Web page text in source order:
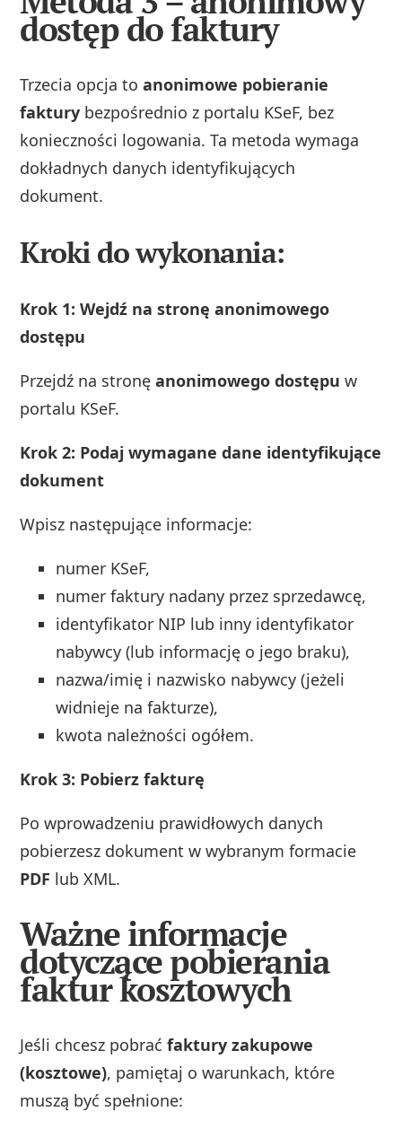
dostęp do faktury
Trzecia opcja toanonimowe pobieranie
faktury bezpośrednio z portalu KSeF, bez
konieczności logowania. Ta metoda wymaga
dokładnych danych identyfikujących
dokument.
Kroki do wykonania:
Krok 1: Wejdź na stronę anonimowego
dostępu
Przejdź na stronęanonimowego dostępu w
portalu KSeF.
Krok 2: Podaj wymagane dane identyfikujące
dokument
Wpisz następujące informacje:
numer KSeF,
numer faktury nadany przez sprzedawcę,
identyfikator NIP lub inny identyfikator
nabywcy (lub informację o jego braku),
nazwa/imię i nazwisko nabywcy (jeżeli
widnieje na fakturze),
kwota należności ogółem.
Krok 3: Pobierz fakturę
Po wprowadzeniu prawidłowych danych
pobierzesz dokument w wybranym formacie
PDF lub XML.
Ważne informacje
dotyczące pobierania
faktur kosztowych
Jeśli chcesz pobraćfaktury zakupowe
(kosztowe), pamiętaj o warunkach, które
muszą być spełnione: